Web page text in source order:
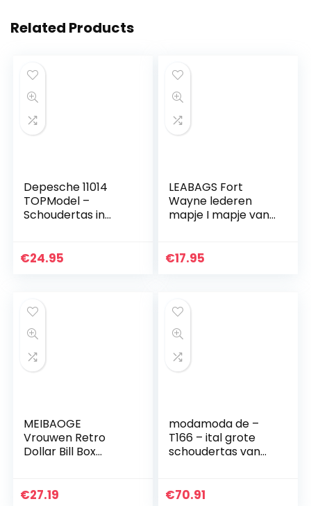
Related Products
Depesche 11014
TOPModel –
Schoudertas in
ritssluiting en in
€24.95
LEABAGS Fort
Wayne lederen
mapje I mapje van
lederen etui I
€17.95
MEIBAOGE
Vrouwen Retro
Dollar Bill Box
Schoudertassen
€27.19
modamoda de –
T166 – ital grote
schoudertas van
€70.91